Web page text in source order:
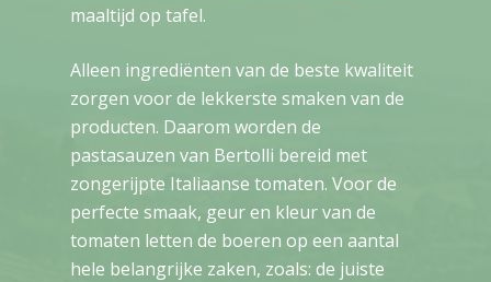
maaltijd op tafel.
Alleen ingrediënten van de beste kwaliteit
zorgen voor de lekkerste smaken van de
producten. Daarom worden de
pastasauzen van Bertolli bereid met
zongerijpte Italiaanse tomaten. Voor de
perfecte smaak, geur en kleur van de
tomaten letten de boeren op een aantal
hele belangrijke zaken, zoals: de juiste